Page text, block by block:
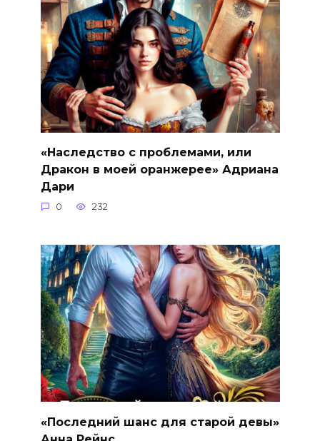
«Наследство с проблемами, или
Дракон в моей оранжерее» Адриана
Дари
0 232
«Последний шанс для старой девы»